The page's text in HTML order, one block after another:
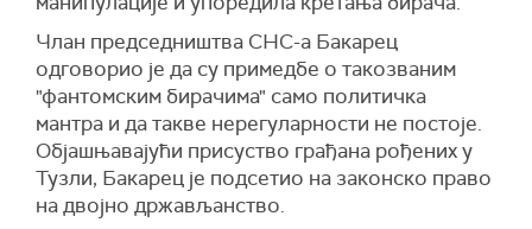
Члан председништва СНС-а Бакарец
одговорио је да су примедбе о такозваним
"фантомским бирачима" само политичка
мантра и да такве нерегуларности не постоје.
Објашњавајући присуство грађана рођених у
Тузли, Бакарец је подсетио на законско право
на двојно држављанство.